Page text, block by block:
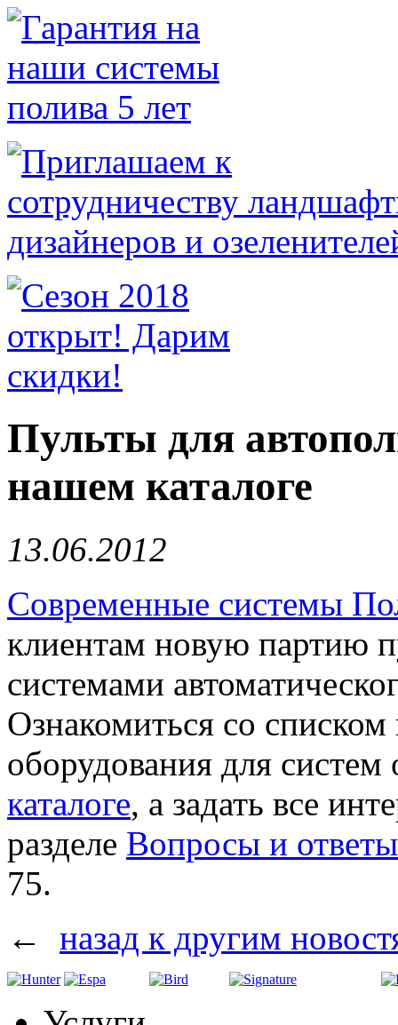
Пульты для
нашем каталоге
13.06.2012
Современные системы
клиентам новую партию
системами
Ознакомиться со
оборудования для
каталоге, а задать все
разделе Вопросы и ответы
75.
← назад к другим